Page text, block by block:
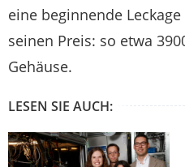
eine beginnende
seinen Preis: so etwa
Gehäuse.
LESEN SIE AUCH: